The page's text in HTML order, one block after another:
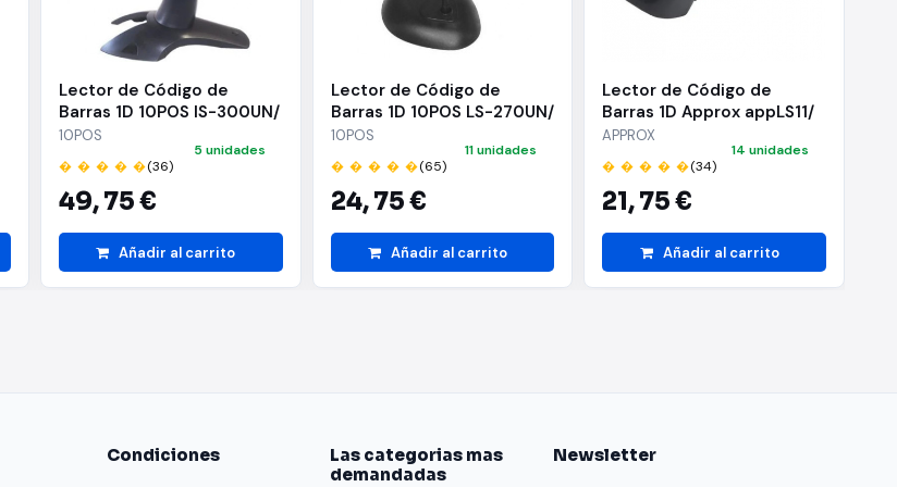
Lector de Código de
Barras 1D 10POS IS-300UN/
USB
10POS
� � � � �(36)
49,75 €
5 unidades
Añadir al carrito
Lector de Código de
Barras 1D 10POS LS-270UN/
USB
10POS
� � � � �(65)
24,75 €
11 unidades
Añadir al carrito
Lector de Código de
Barras 1D Approx appLS11/
USB
APPROX
� � � � �(34)
21,75 €
14 unidades
Añadir al carrito
Condiciones
Las categorias mas
demandadas
Newsletter